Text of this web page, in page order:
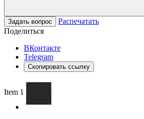
Задать вопрос
Распечатать
Поделиться
ВКонтакте
Telegram
Скопировать ссылку
Item 1 of 4